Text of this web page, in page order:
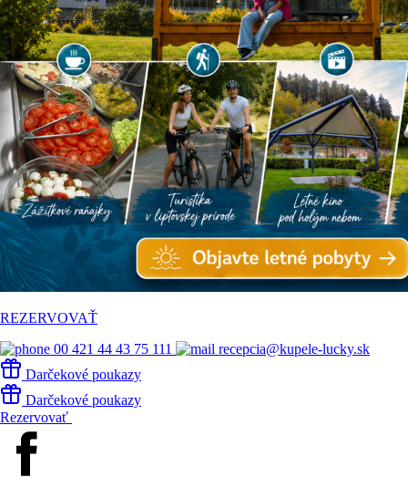
REZERVOVAŤ
00 421 44 43 75 111
recepcia@kupele-lucky.sk
Darčekové poukazy
Darčekové poukazy
Rezervovať